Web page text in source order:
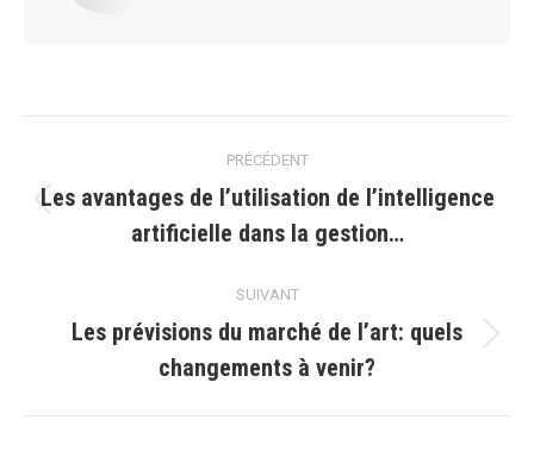
article
PRÉCÉDENT
précédent
Les avantages de l’utilisation de l’intelligence
artificielle dans la gestion…
SUIVANT
suivant
:
Les prévisions du marché de l’art: quels
changements à venir?